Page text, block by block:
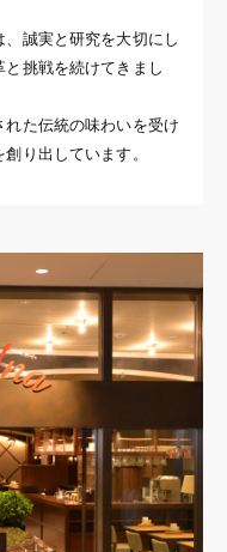
誠実と研究を大切にし
挑戦を続けてきまし
た伝統の味わいを受け
り出しています。